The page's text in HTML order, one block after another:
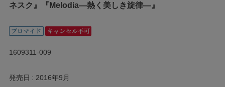
ネスク』『Melodia―熱く美しき旋律―』
1609311-009
発売日 2016年9月